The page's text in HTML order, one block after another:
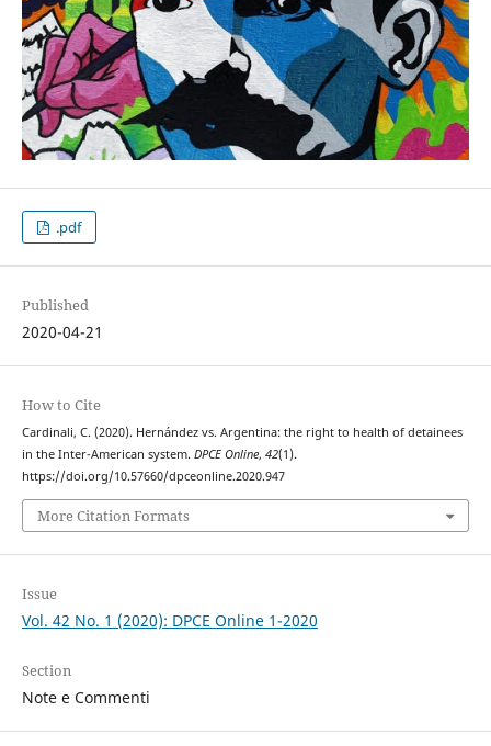
.pdf
Published
2020-04-21
How to Cite
Cardinali, C. (2020). Hernández vs. Argentina: the right to health of detainees
in the Inter-American system. DPCE Online, 42(1).
https://doi.org/10.57660/dpceonline.2020.947
More Citation Formats
Issue
Vol. 42 No. 1 (2020): DPCE Online 1-2020
Section
Note e Commenti